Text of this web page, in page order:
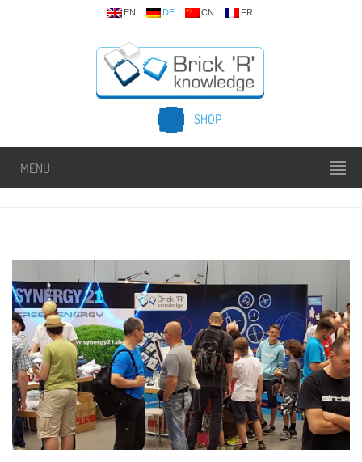
EN DE CN FR
SHOP
MENU